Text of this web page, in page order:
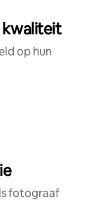
kwaliteit
op hun
fotograaf